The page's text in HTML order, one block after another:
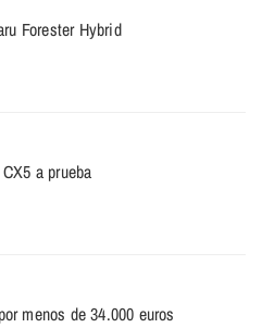
Forester Hybrid
a prueba
menos de 34.000 euros